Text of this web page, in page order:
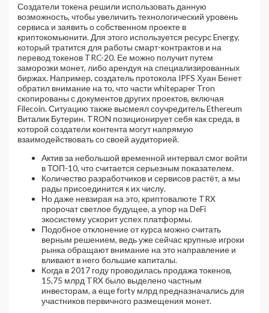
Создатели токена решили использовать данную
возможность, чтобы увеличить технологический уровень
сервиса и заявить о собственном проекте в
криптокомьюнити. Для этого используется ресурс Energy,
который тратится для работы смарт-контрактов и на
перевод токенов TRC-20. Ее можно получит путем
заморозки монет, либо арендуя на специализированных
биржах. Например, создатель протокола IPFS Хуан Бенет
обратил внимание на то, что части whitepaper Tron
скопированы с документов других проектов, включая
Filecoin. Ситуацию также высмеял соучредитель Ethereum
Виталик Бутерин. TRON позиционирует себя как среда, в
которой создатели контента могут напрямую
взаимодействовать со своей аудиторией.
Актив за небольшой временной интервал смог войти
в ТОП-10, что считается серьезным показателем.
Количество разработчиков и сервисов растёт, а мы
рады присоединится к их числу.
Но даже невзирая на это, криптовалюте TRX
пророчат светлое будущее, а упор на DeFi
экосистему ускорит успех платформы.
Подобное отклонение от курса можно считать
верным решением, ведь уже сейчас крупные игроки
рынка обращают внимание на это направление и
вливают в него большие капиталы.
Когда в 2017 году проводилась продажа токенов,
15,75 млрд TRX было выделено частным
инвесторам, а еще forty млрд предназначались для
участников первичного размещения монет.